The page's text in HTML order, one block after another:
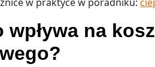
wpływa na